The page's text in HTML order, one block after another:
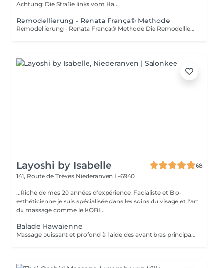
Achtung: Die Straße links vom Ha...
Remodellierung - Renata França® Methode
Remodellierung - Renata França® Methode Die Remodellierung nach der Renata França Methode ist eine fachkundige Körperbehandlung, die sich durch feste, schnelle und präzise Grifftechniken auszeichnet und am gesamten Körper angewendet wird, um die Silhouette tiefgehend neu zu formen. Diese Methode wirkt direkt auf das Gewebe und die Fettzellen (Adipozyten), ermöglicht eine Neupositionierung der Volumen, harmonisiert die natürlichen Körperkonturen und verbessert die Hautfestigkeit. Im Gegensatz zu einer reinen Fettreduktion zielt die Renata França Remodellierung darauf ab, die Silhouette auf kohärente und ästhetische Weise neu auszubalancieren und zu strukturieren. Die angewendeten Techniken kombinieren Knet-, Zupf- und Gleitbewegungen, fördern die Blut- und Lymphzirkulation, mobilisieren lokalisierte Fettansammlungen und verbessern die Hautqualität. Die Körperkonturen wirken definierter, die Haut glatter und die Silhouette sichtbar verfeinert. Für optimale Ergebnisse wird dringend empfohlen, mindestens eine lymphatische Drainage nach der Renata França Methode vor Beginn der Remodellierung durchzuführen. Die Drainage hilft, das Gewebe zu entstauen, die Lymphzirkulation zu aktivieren und den Körper optimal auf eine effektivere und nachhaltigere Remodellierung vorzubereiten. Diese Behandlung richtet sich an Personen, die ihre Silhouette auf natürliche, nicht-invasive und körperrespektierende Weise formen möchten und dabei von einer fachkundigen Betreuung profitieren wollen.
Layoshi by Isabelle
68
141, Route de Trèves Niederanven L-6940
...Riche de mes 20 années d'expérience, Facialiste et Bio-
esthéticienne je suis spécialisée dans les soins du visage et l'art
du massage comme le KOBI...
Balade Hawaïenne
Massage puissant et profond à l'aide des avant bras principalement , pour libérer les tensions musculaires.